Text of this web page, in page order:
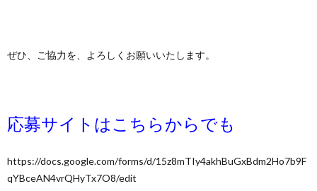
ぜひ、ご協力を、よろしくお願いいたします。
応募サイトはこちらからでも
https://docs.google.com/forms/d/15z8mTIy4akhBuGxBdm2Ho7b9F
qYBceAN4vrQHyTx7O8/edit